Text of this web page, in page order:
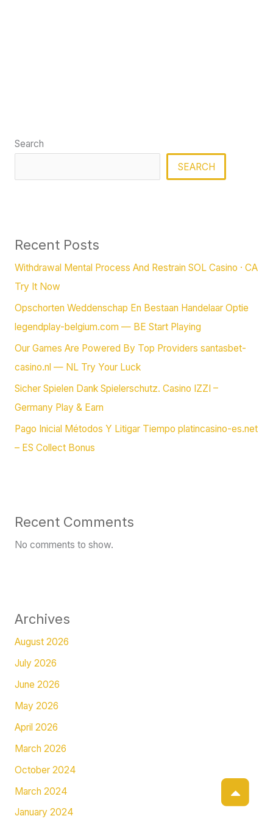
Search
SEARCH
Recent Posts
Withdrawal Mental Process And Restrain SOL Casino · CA
Try It Now
Opschorten Weddenschap En Bestaan Handelaar Optie
legendplay-belgium.com — BE Start Playing
Our Games Are Powered By Top Providers santasbet-
casino.nl — NL Try Your Luck
Sicher Spielen Dank Spielerschutz. Casino IZZI –
Germany Play & Earn
Pago Inicial Métodos Y Litigar Tiempo platincasino-es.net
– ES Collect Bonus
Recent Comments
No comments to show.
Archives
August 2026
July 2026
June 2026
May 2026
April 2026
March 2026
October 2024
March 2024
January 2024